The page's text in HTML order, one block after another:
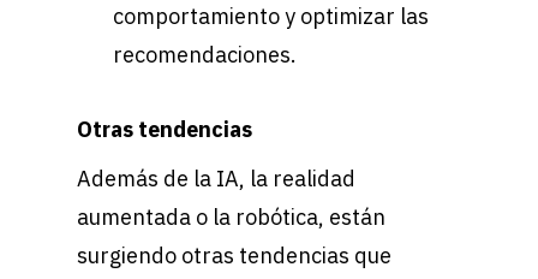
comportamiento y optimizar las
recomendaciones.
Otras tendencias
Además de la IA, la realidad
aumentada o la robótica, están
surgiendo otras tendencias que